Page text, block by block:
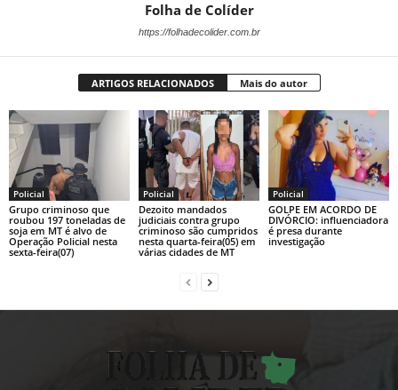
Folha de Colíder
https://folhadecolider.com.br
ARTIGOS RELACIONADOS Mais do autor
Policial
Grupo criminoso que
roubou 197 toneladas de
soja em MT é alvo de
Operação Policial nesta
sexta-feira(07)
Policial
Dezoito mandados
judiciais contra grupo
criminoso são cumpridos
nesta quarta-feira(05) em
várias cidades de MT
Policial
GOLPE EM ACORDO DE
DIVÓRCIO: influenciadora
é presa durante
investigação